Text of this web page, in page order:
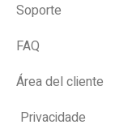
Soporte
FAQ
Área del cliente
Privacidade